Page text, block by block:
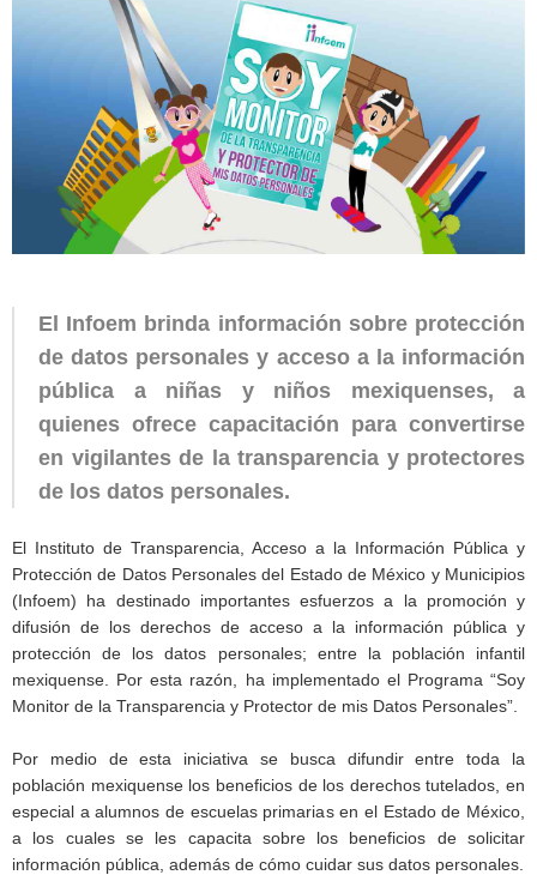
El Infoem brinda información sobre protección
de datos personales y acceso a la información
pública a niñas y niños mexiquenses, a
quienes ofrece capacitación para convertirse
en vigilantes de la transparencia y protectores
de los datos personales.
El Instituto de Transparencia, Acceso a la Información Pública y
Protección de Datos Personales del Estado de México y Municipios
(Infoem) ha destinado importantes esfuerzos a la promoción y
difusión de los derechos de acceso a la información pública y
protección de los datos personales; entre la población infantil
mexiquense. Por esta razón, ha implementado el Programa “Soy
Monitor de la Transparencia y Protector de mis Datos Personales”.
Por medio de esta iniciativa se busca difundir entre toda la
población mexiquense los beneficios de los derechos tutelados, en
especial a alumnos de escuelas primarias en el Estado de México,
a los cuales se les capacita sobre los beneficios de solicitar
información pública, además de cómo cuidar sus datos personales.